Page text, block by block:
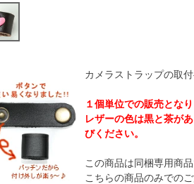
カメラストラップの取
１個単位での販売となり
レザーの色は黒と茶が
びください。
この商品は同梱専用商品
こちらの商品のみでの